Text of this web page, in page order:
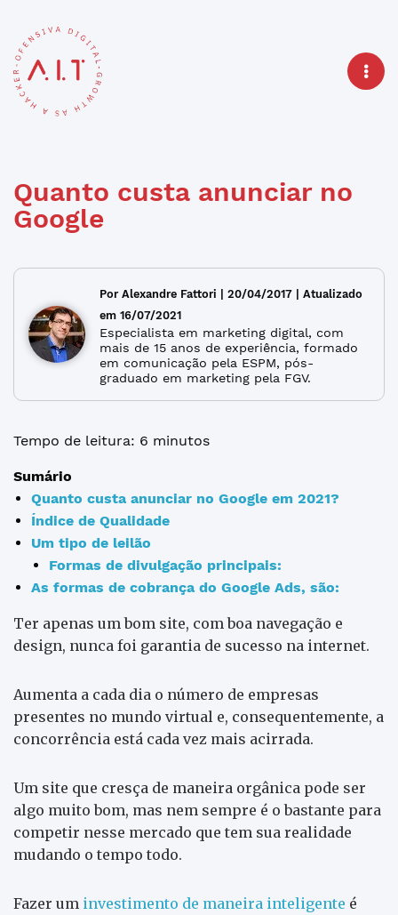
Quanto custa anunciar no
Google
Por Alexandre Fattori | 20/04/2017 | Atualizado
em 16/07/2021
Especialista em marketing digital, com
mais de 15 anos de experiência, formado
em comunicação pela ESPM, pós-
graduado em marketing pela FGV.
Tempo de leitura: 6 minutos
Sumário
Quanto custa anunciar no Google em 2021?
Índice de Qualidade
Um tipo de leilão
Formas de divulgação principais:
As formas de cobrança do Google Ads, são:
Ter apenas um bom site, com boa navegação e
design, nunca foi garantia de sucesso na internet.
Aumenta a cada dia o número de empresas
presentes no mundo virtual e, consequentemente, a
concorrência está cada vez mais acirrada.
Um site que cresça de maneira orgânica pode ser
algo muito bom, mas nem sempre é o bastante para
competir nesse mercado que tem sua realidade
mudando o tempo todo.
Fazer um investimento de maneira inteligente é